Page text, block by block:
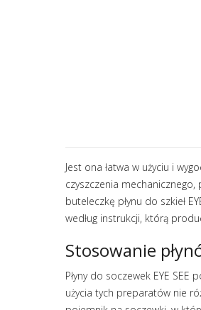
Jest ona łatwa w użyciu i
czyszczenia mechanicznego,
buteleczkę płynu do szkieł
według instrukcji, którą
Stosowanie
Płyny do soczewek EYE
użycia tych preparatów nie